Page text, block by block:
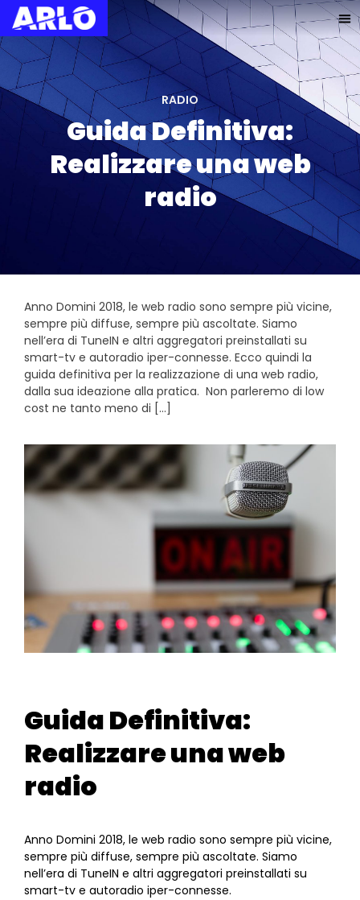
RADIO
Guida Definitiva:
Realizzare una web
radio
Anno Domini 2018, le web radio sono sempre più vicine,
sempre più diffuse, sempre più ascoltate. Siamo
nell’era di TuneIN e altri aggregatori preinstallati su
smart-tv e autoradio iper-connesse. Ecco quindi la
guida definitiva per la realizzazione di una web radio,
dalla sua ideazione alla pratica. Non parleremo di low
cost ne tanto meno di […]
Guida Definitiva:
Realizzare una web
radio
Anno Domini 2018, le web radio sono sempre più vicine,
sempre più diffuse, sempre più ascoltate. Siamo
nell’era di TuneIN e altri aggregatori preinstallati su
smart-tv e autoradio iper-connesse.